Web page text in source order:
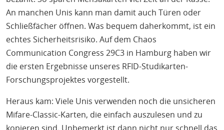
An manchen Unis kann man damit auch Türen oder
Schließfächer öffnen. Was bequem daherkommt, ist ein
echtes Sicherheitsrisiko. Auf dem Chaos
Communication Congress 29C3 in Hamburg haben wir
die ersten Ergebnisse unseres RFID-Studikarten-
Forschungsprojektes vorgestellt.
Heraus kam: Viele Unis verwenden noch die unsicheren
Mifare-Classic-Karten, die einfach auszulesen und zu